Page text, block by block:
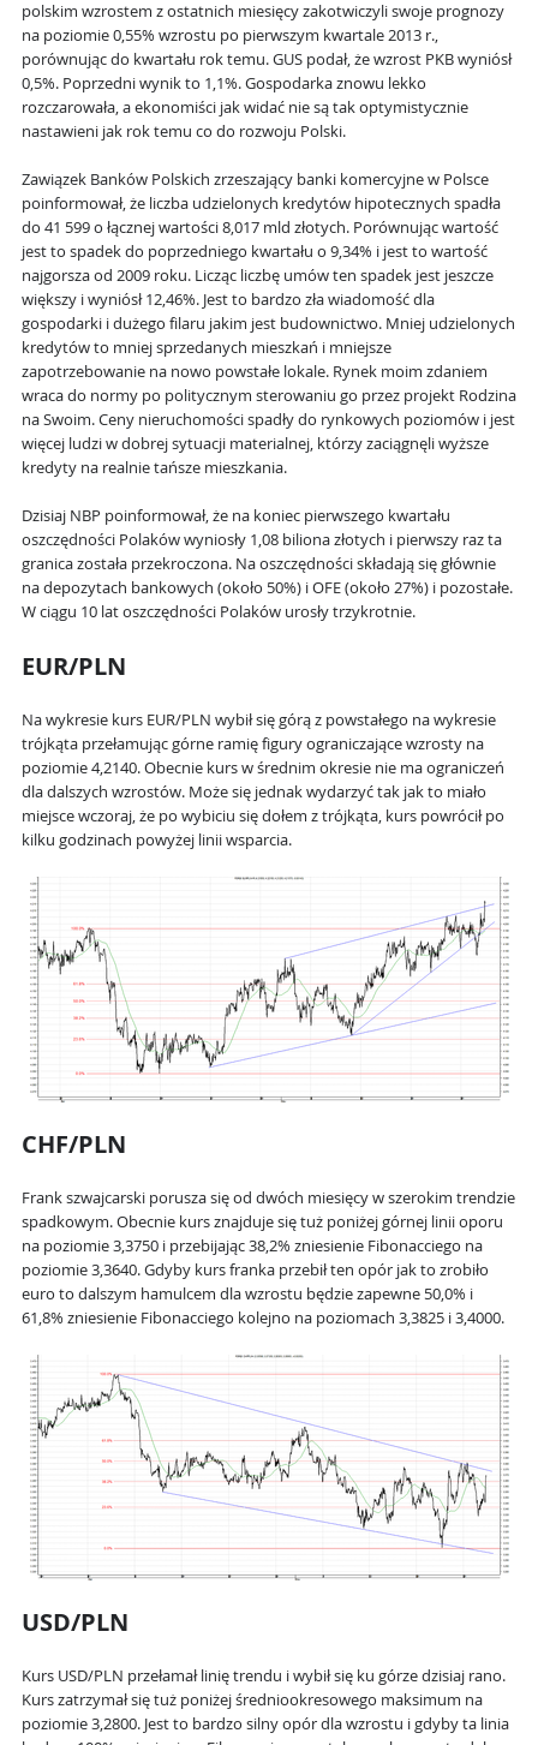
polskim wzrostem z ostatnich miesięcy zakotwiczyli swoje prognozy
na poziomie 0,55% wzrostu po pierwszym kwartale 2013 r.,
porównując do kwartału rok temu. GUS podał, że wzrost PKB wyniósł
0,5%. Poprzedni wynik to 1,1%. Gospodarka znowu lekko
rozczarowała, a ekonomiści jak widać nie są tak optymistycznie
nastawieni jak rok temu co do rozwoju Polski.
Zawiązek Banków Polskich zrzeszający banki komercyjne w Polsce
poinformował, że liczba udzielonych kredytów hipotecznych spadła
do 41 599 o łącznej wartości 8,017 mld złotych. Porównując wartość
jest to spadek do poprzedniego kwartału o 9,34% i jest to wartość
najgorsza od 2009 roku. Licząc liczbę umów ten spadek jest jeszcze
większy i wyniósł 12,46%. Jest to bardzo zła wiadomość dla
gospodarki i dużego filaru jakim jest budownictwo. Mniej udzielonych
kredytów to mniej sprzedanych mieszkań i mniejsze
zapotrzebowanie na nowo powstałe lokale. Rynek moim zdaniem
wraca do normy po politycznym sterowaniu go przez projekt Rodzina
na Swoim. Ceny nieruchomości spadły do rynkowych poziomów i jest
więcej ludzi w dobrej sytuacji materialnej, którzy zaciągnęli wyższe
kredyty na realnie tańsze mieszkania.
Dzisiaj NBP poinformował, że na koniec pierwszego kwartału
oszczędności Polaków wyniosły 1,08 biliona złotych i pierwszy raz ta
granica została przekroczona. Na oszczędności składają się głównie
na depozytach bankowych (około 50%) i OFE (około 27%) i pozostałe.
W ciągu 10 lat oszczędności Polaków urosły trzykrotnie.
EUR/PLN
Na wykresie kurs EUR/PLN wybił się górą z powstałego na wykresie
trójkąta przełamując górne ramię figury ograniczające wzrosty na
poziomie 4,2140. Obecnie kurs w średnim okresie nie ma ograniczeń
dla dalszych wzrostów. Może się jednak wydarzyć tak jak to miało
miejsce wczoraj, że po wybiciu się dołem z trójkąta, kurs powrócił po
kilku godzinach powyżej linii wsparcia.
CHF/PLN
Frank szwajcarski porusza się od dwóch miesięcy w szerokim trendzie
spadkowym. Obecnie kurs znajduje się tuż poniżej górnej linii oporu
na poziomie 3,3750 i przebijając 38,2% zniesienie Fibonacciego na
poziomie 3,3640. Gdyby kurs franka przebił ten opór jak to zrobiło
euro to dalszym hamulcem dla wzrostu będzie zapewne 50,0% i
61,8% zniesienie Fibonacciego kolejno na poziomach 3,3825 i 3,4000.
USD/PLN
Kurs USD/PLN przełamał linię trendu i wybił się ku górze dzisiaj rano.
Kurs zatrzymał się tuż poniżej średniookresowego maksimum na
poziomie 3,2800. Jest to bardzo silny opór dla wzrostu i gdyby ta linia